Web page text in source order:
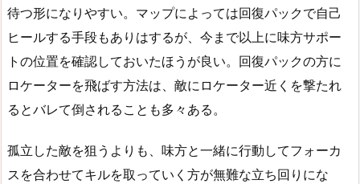
待つ形になりやすい。マップによっては回復パックで自己
ヒールする手段もありはするが、今まで以上に味方サポー
トの位置を確認しておいたほうが良い。回復パックの方に
ロケーターを飛ばす方法は、敵にロケーター近くを撃たれ
るとバレて倒されることも多々ある。
孤立した敵を狙うよりも、味方と一緒に行動してフォーカ
スを合わせてキルを取っていく方が無難な立ち回りにな